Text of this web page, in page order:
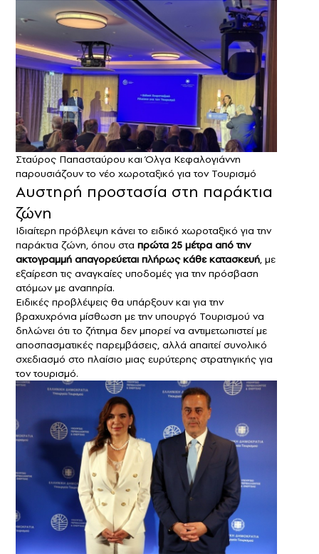
Σταύρος Παπασταύρου και Όλγα Κεφαλογιάννη
παρουσιάζουν το νέο χωροταξικό για τον Τουρισμό
Αυστηρή προστασία στη παράκτια
ζώνη
Ιδιαίτερη πρόβλεψη κάνει το ειδικό χωροταξικό για την
παράκτια ζώνη, όπου στα πρώτα 25 μέτρα από την
ακτογραμμή απαγορεύεται πλήρως κάθε κατασκευή, με
εξαίρεση τις αναγκαίες υποδομές για την πρόσβαση
ατόμων με αναπηρία.
Ειδικές προβλέψεις θα υπάρξουν και για την
βραχυχρόνια μίσθωση με την υπουργό Τουρισμού να
δηλώνει ότι το ζήτημα δεν μπορεί να αντιμετωπιστεί με
αποσπασματικές παρεμβάσεις, αλλά απαιτεί συνολικό
σχεδιασμό στο πλαίσιο μιας ευρύτερης στρατηγικής για
τον τουρισμό.